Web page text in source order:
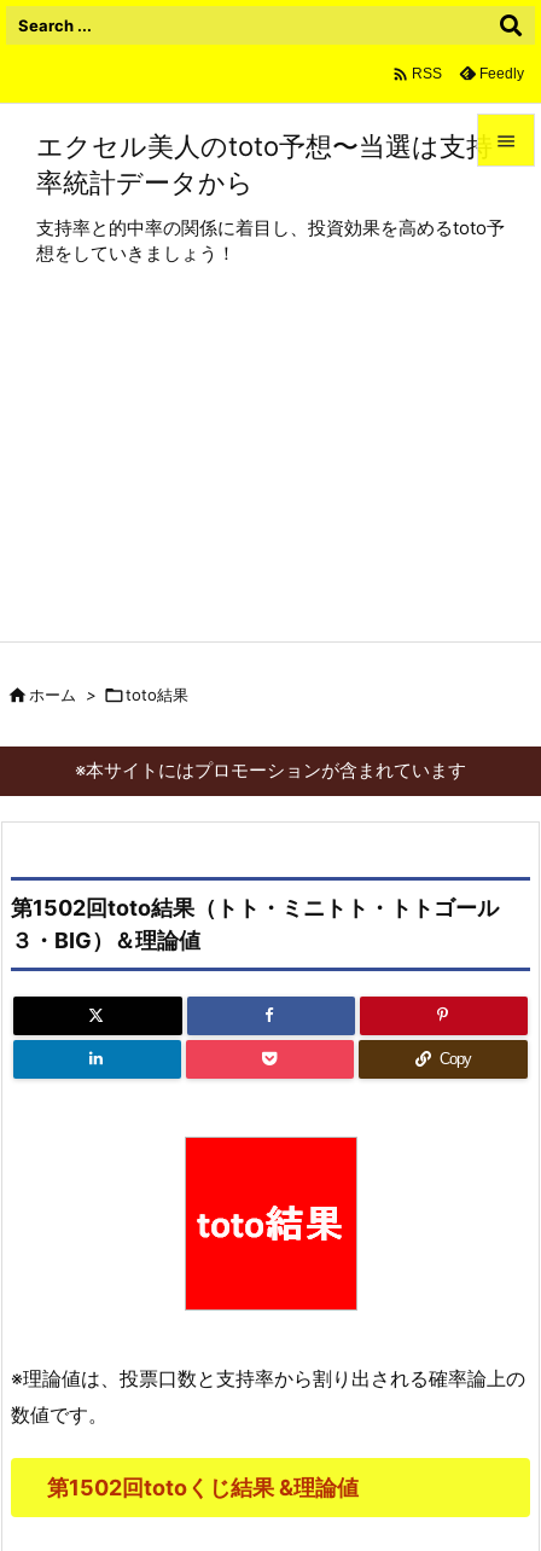
エクセル美人のtoto予想〜当選は支持
率統計データから
支持率と的中率の関係に着目し、投資効果を高めるtoto予
想をしていきましょう！

メニュ
 RSS Feedly
ホーム > toto結果
※本サイトにはプロモーションが含まれています
第1502回toto結果（トト・ミニトト・トトゴール
３・BIG）＆理論値
Copy
※理論値は、投票口数と支持率から割り出される確率論上の
数値です。
第1502回totoくじ結果 &理論値